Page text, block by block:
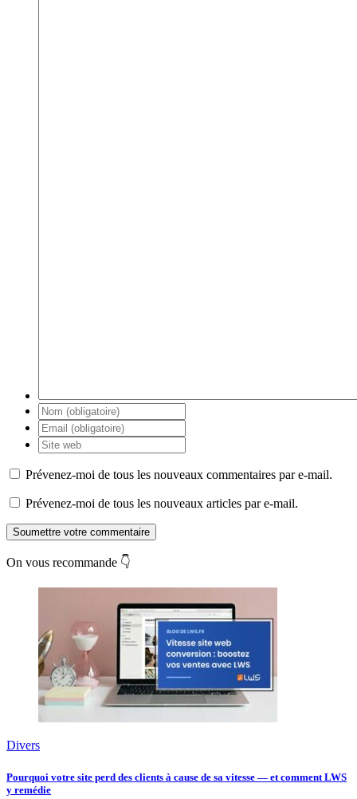
Prévenez-moi de tous les nouveaux commentaires par e-mail.
Prévenez-moi de tous les nouveaux articles par e-mail.
Soumettre votre commentaire
On vous recommande 👇
Divers
Pourquoi votre site perd des clients à cause de sa vitesse — et comment LWS
y remédie